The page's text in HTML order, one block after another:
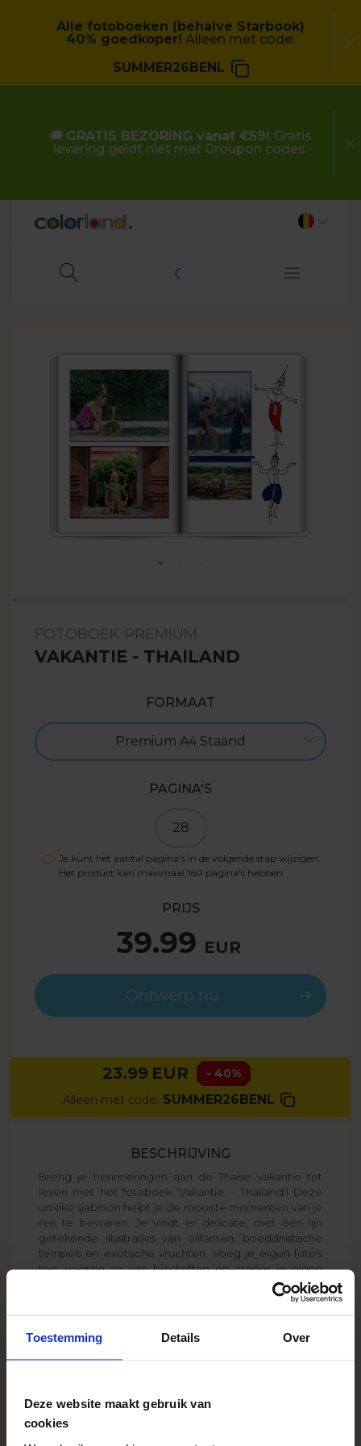
Toestemming Details Over
Deze website maakt gebruik van
cookies
Alle fotoboeken (behalve Starbook)
40% goedkoper! Alleen met code:
SUMMER26BENL
🚚 GRATIS BEZORING vanaf €59! Gratis
levering geldt niet met Groupon codes.
FOTOBOEK PREMIUM
VAKANTIE - THAILAND
FORMAAT
Premium A4 Staand
PAGINA'S
28
Je kunt het aantal pagina's in de volgende stap wijzigen.
Het product kan maximaal 160 pagina's hebben.
PRIJS
39.99 EUR
Ontwerp nu
23.99 EUR
- 40%
Alleen met code: SUMMER26BENL
BESCHRIJVING
Breng je herinneringen aan de Thaise vakantie tot
leven met het fotoboek 'Vakantie – Thailand'! Deze
unieke sjabloon helpt je de mooiste momenten van je
reis te bewaren. Je vindt er delicate, met één lijn
getekende illustraties van olifanten, boeddhistische
tempels en exotische vruchten. Voeg je eigen foto's
toe, voorzie ze van bijschriften en creëer je eigen
unieke souvenir. En er is meer! Ontdek ook andere
sjablonen uit deze serie. Bekijk fotoboeken van
herinneringen!
VERZENDKOSTEN
Zie meer